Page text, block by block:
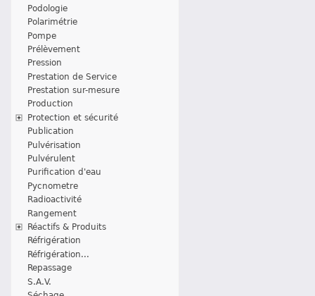
Podologie
Polarimétrie
Pompe
Prélèvement
Pression
Prestation de Service
Prestation sur-mesure
Production
Protection et sécurité
Publication
Pulvérisation
Pulvérulent
Purification d'eau
Pycnometre
Radioactivité
Rangement
Réactifs & Produits
Réfrigération
Réfrigération...
Repassage
S.A.V.